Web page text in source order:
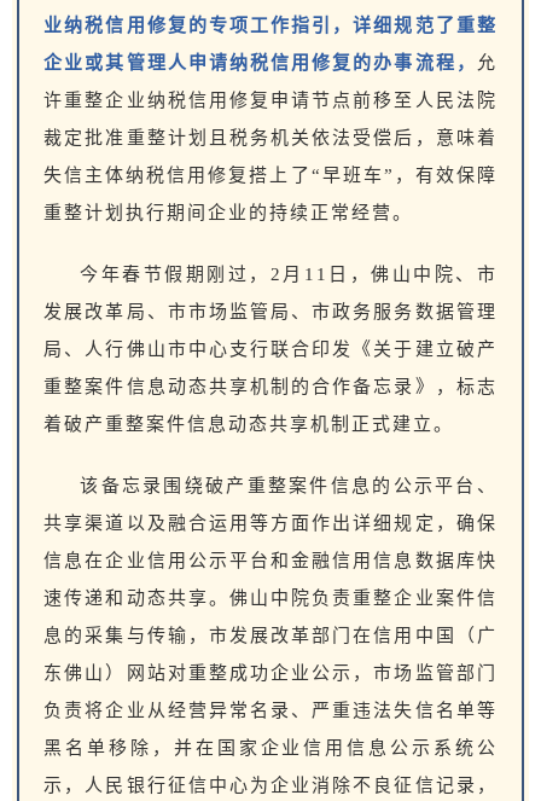
业纳税信用修复的专项工作指引，详细规范了重整
企业或其管理人申请纳税信用修复的办事流程，
允
许重整企业纳税信用修复申请节点前移至人民法院
裁定批准重整计划且税务机关依法受偿后，意味着
失信主体纳税信用修复搭上了“早班车”，有效保障
重整计划执行期间企业的持续正常经营。
今年春节假期刚过，2月11日，佛山中院、市
发展改革局、市市场监管局、市政务服务数据管理
局、人行佛山市中心支行联合印发《关于建立破产
重整案件信息动态共享机制的合作备忘录》，标志
着破产重整案件信息动态共享机制正式建立。
该备忘录围绕破产重整案件信息的公示平台、
共享渠道以及融合运用等方面作出详细规定，确保
信息在企业信用公示平台和金融信用信息数据库快
速传递和动态共享。佛山中院负责重整企业案件信
息的采集与传输，市发展改革部门在信用中国（广
东佛山）网站对重整成功企业公示，市场监管部门
负责将企业从经营异常名录、严重违法失信名单等
黑名单移除，并在国家企业信用信息公示系统公
示，人民银行征信中心为企业消除不良征信记录，